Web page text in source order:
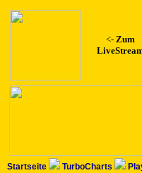
<- Zum
Startseite TurboCharts